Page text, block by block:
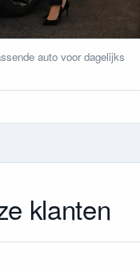
auto voor dagelijks
klanten